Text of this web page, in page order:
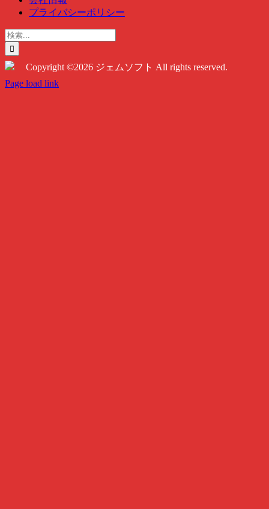
プライバシーポリシー
検
索
…
Copyright ©2026 ジェムソフト All rights reserved.
Twitter
Instagram
Facebook
Page load link